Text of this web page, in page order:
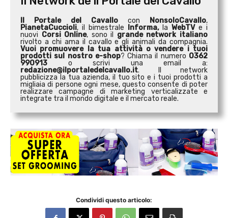
Il Portale del Cavallo con NonsoloCavallo,
PianetaCuccioli, il bimestrale Informa,laWebTVe i
nuovi Corsi Online, sono il grande network italiano
rivolto a chi ama il cavallo e gli animali da compagnia.
Vuoi promuovere la tua attività ovendere i tuoi
prodotti sul nostro e-shop? Chiama il numero 0362
990913 o scrivi una email a:
redazione@ilportaledelcavallo.it. Il network
pubblicizza la tua azienda, il tuo sito e i tuoi prodotti a
migliaia di persone ogni mese, questo consente di poter
realizzare campagne di marketing verticalizzate e
integrate tra il mondo digitale e il mercato reale.
Condividi questo articolo: